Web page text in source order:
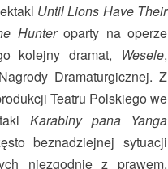
Until Lions Have Their
Hunteroparty na operze
kolejny dramat, Wesele,
Dramaturgicznej. Z
Teatru Polskiego we
Karabiny pana Yanga
beznadziejnej sytuacji
niezgodnie z prawem,